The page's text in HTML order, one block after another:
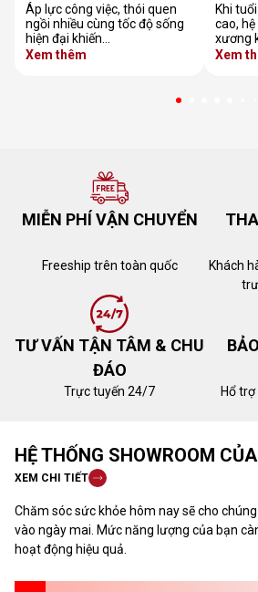
Áp lực công việc, thói quen
ngồi nhiều cùng tốc độ sống
hiện đại khiến…
Xem thêm
Khi
cao,
xương
Xem
MIỄN PHÍ VẬN CHUYỂN
Freeship trên toàn quốc
Khách
TƯ VẤN TẬN TÂM & CHU
ĐÁO
Trực tuyến 24/7 Hổ
HỆ THỐNG SHOWROOM
XEM CHI TIẾT
Chăm sóc sức khỏe hôm nay sẽ cho
vào ngày mai. Mức năng lượng của bạn
hoạt động hiệu quả.